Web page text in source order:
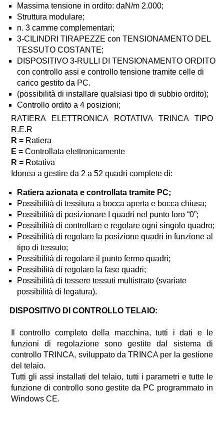
Massima tensione in ordito: daN/m 2.000;
Struttura modulare;
n. 3 camme complementari;
3-CILINDRI TIRAPEZZE con TENSIONAMENTO DEL
TESSUTO COSTANTE;
DISPOSITIVO 3-RULLI DI TENSIONAMENTO ORDITO
con controllo assi e controllo tensione tramite celle di
carico gestito da PC.
(possibilità di installare qualsiasi tipo di subbio ordito);
Controllo ordito a 4 posizioni;
RATIERA ELETTRONICA ROTATIVA TRINCA TIPO
R.E.R
R = Ratiera
E = Controllata elettronicamente
R = Rotativa
Idonea a gestire da 2 a 52 quadri complete di:
Ratiera azionata e controllata tramite PC;
Possibilità di tessitura a bocca aperta e bocca chiusa;
Possibilità di posizionare I quadri nel punto loro “0”;
Possibilità di controllare e regolare ogni singolo quadro;
Possibilità di regolare la posizione quadri in funzione al
tipo di tessuto;
Possibilità di regolare il punto fermo quadri;
Possibilità di regolare la fase quadri;
Possibilità di tessere tessuti multistrato (svariate
possibilità di legatura).
DISPOSITIVO DI CONTROLLO TELAIO:
Il controllo completo della macchina, tutti i dati e le
funzioni di regolazione sono gestite dal sistema di
controllo TRINCA, sviluppato da TRINCA per la gestione
del telaio.
Tutti gli assi installati del telaio, tutti i parametri e tutte le
funzione di controllo sono gestite da PC programmato in
Windows CE.